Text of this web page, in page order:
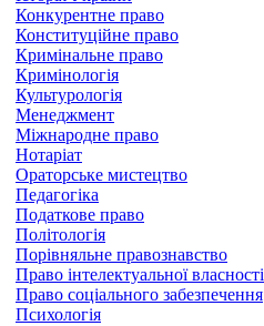
Конкурентне право
Конституційне право
Кримінальне право
Кримінологія
Культурологія
Менеджмент
Міжнародне право
Нотаріат
Ораторське мистецтво
Педагогіка
Податкове право
Політологія
Порівняльне правознавство
Право інтелектуальної власності
Право соціального забезпечення
Психологія